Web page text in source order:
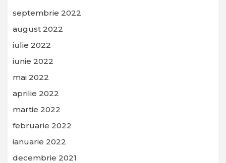
septembrie 2022
august 2022
iulie 2022
iunie 2022
mai 2022
aprilie 2022
martie 2022
februarie 2022
ianuarie 2022
decembrie 2021